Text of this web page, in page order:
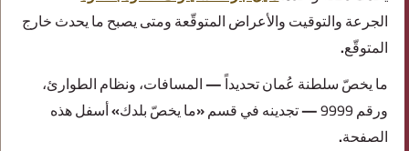
الجرعة والتوقيت والأعراض المتوقّعة ومتى يصبح ما يحدث خارج
المتوقّع.
ما يخصّ سلطنة عُمان تحديداً — المسافات، ونظام الطوارئ،
ورقم9999— تجدينه في قسم «ما يخصّ بلدك» أسفل هذه
الصفحة.